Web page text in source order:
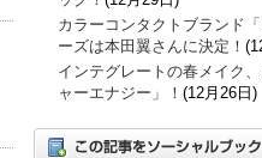
カラーコンタクトブランド
ーズは本田翼さんに決定！
インテグレートの春メイク
ャーエナジー」！ (12月26日)